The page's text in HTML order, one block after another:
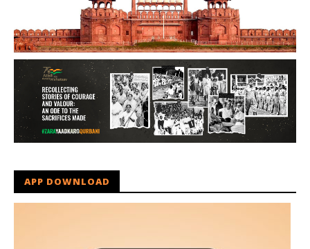
APP DOWNLOAD